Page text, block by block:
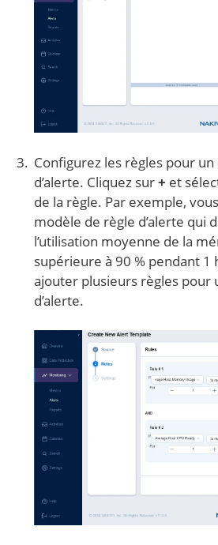
Configurez les règles pour
d’alerte. Cliquez sur+ et
de la règle. Par exemple,
modèle de règle d’alerte qui
l’utilisation moyenne de la
supérieure à 90 % pendant 1
ajouter plusieurs règles pour
d’alerte.